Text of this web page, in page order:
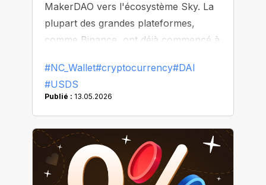
MakerDAO vers l'écosystème Sky. La
plupart des grandes plateformes,
comme Binance, ont déjà commencé à
liste.
#NC_Wallet#cryptocurrency#DAI
#USDS
Publié : 13.05.2026